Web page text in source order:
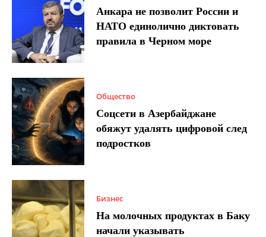
Анкара не позволит России и
НАТО единолично диктовать
правила в Черном море
Общество
Соцсети в Азербайджане
обяжут удалять цифровой след
подростков
Бизнес
На молочных продуктах в Баку
начали указывать